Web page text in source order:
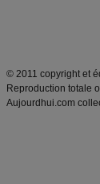
© 2011 copyright et
Reproduction totale
Aujourdhui.com